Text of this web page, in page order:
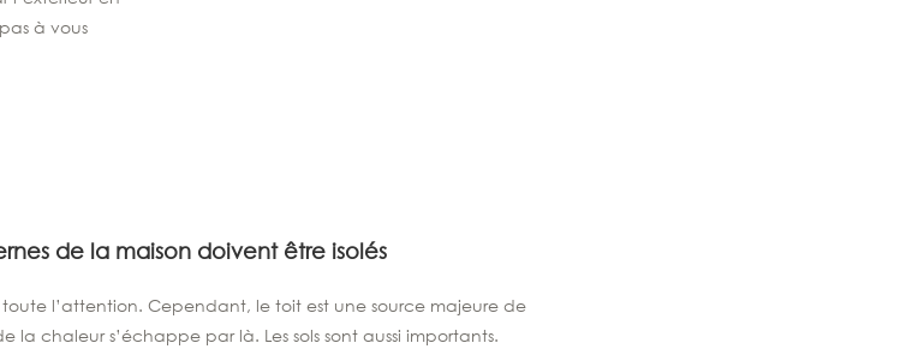
à vous
de la maison doivent être isolés
toute l’attention. Cependant, le toit est une source majeure de
la chaleur s’échappe par là. Les sols sont aussi importants.